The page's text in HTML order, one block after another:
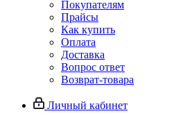
Покупателям
Прайсы
Как купить
Оплата
Доставка
Вопрос ответ
Возврат-товара
Личный кабинет